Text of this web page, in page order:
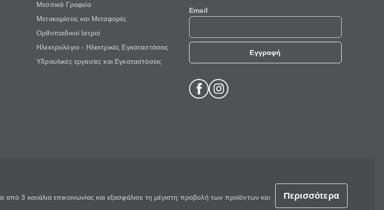
Μεσιτικά Γραφεία
Μετακομίσεις και Μεταφορές
Ορθοπαιδικοί Ιατροί
Ηλεκτρολόγοι - Ηλεκτρικές Εγκαταστάσεις
Υδραυλικές εργασίες και Εγκαταστάσεις
Email
Εγγραφή
3 κανάλια επικοινωνίας και εξασφάλισε τη μέγιστη προβολή των προϊόντων και
Περισσότερα